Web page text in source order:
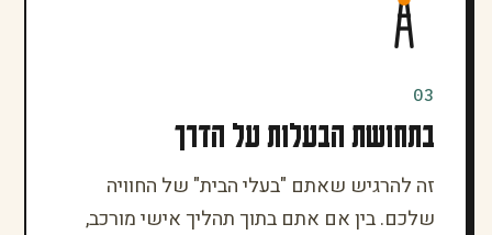
03
בתחושת הבעלות על הדרך
זה להרגיש שאתם "בעלי הבית" של החוויה
שלכם. בין אם אתם בתוך תהליך אישי מורכב,